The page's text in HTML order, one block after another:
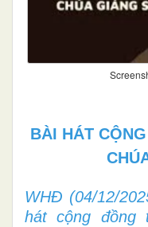
BÀI HÁT
WHĐ (04/12/
hát cộng đồng